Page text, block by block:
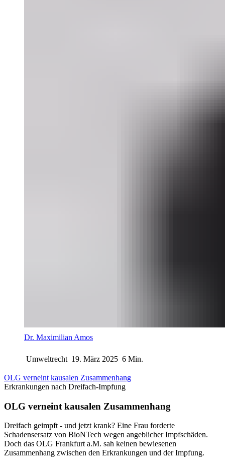
Dr. Maximilian Amos
Umweltrecht 19. März 2025 6 Min.
OLG verneint kausalen Zusammenhang
Erkrankungen nach Dreifach-Impfung
OLG verneint kausalen Zusammenhang
Dreifach geimpft - und jetzt krank? Eine Frau forderte
Schadensersatz von BioNTech wegen angeblicher Impfschäden.
Doch das OLG Frankfurt a.M. sah keinen bewiesenen
Zusammenhang zwischen den Erkrankungen und der Impfung.